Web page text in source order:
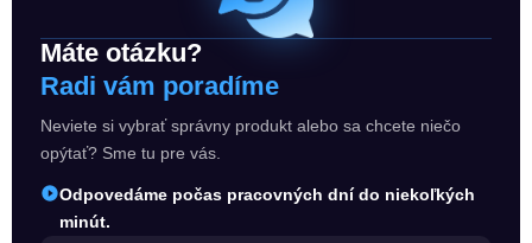
Máte otázku?
Radi vám poradíme
Neviete si vybrať správny produkt alebo sa chcete niečo
opýtať? Sme tu pre vás.
Odpovedáme počas pracovných dní do niekoľkých
minút.